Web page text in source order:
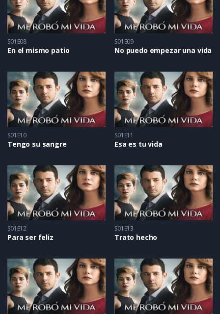
S01E08
En el mismo patio
S01E09
No puedo empezar una vida
S01E10
Tengo su sangre
S01E11
Esa es tu vida
S01E12
Para ser feliz
S01E13
Trato hecho